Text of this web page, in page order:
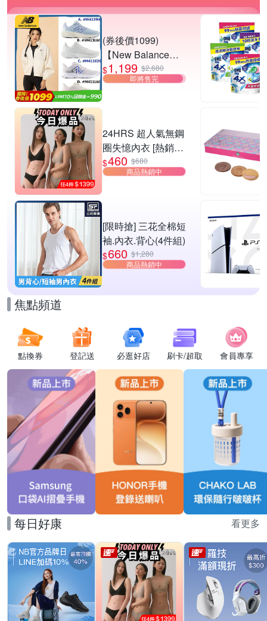
(券後價1099)
【New Balance】
慢跑鞋_女/中性_多
款任選
W3) (網路獨家款)
$1,199 $2,680
即將售完
24HRS 超人氣無鋼
圈失憶內衣 [熱銷好
評]
$460 $680
商品熱銷中
[限時搶] 三花全棉短
袖.內衣.背心(4件組)
$660 $1,280
商品熱銷中
焦點頻道
點換券 登記送 必逛好店 刷卡/超取 會員專享
每日好康 看更多